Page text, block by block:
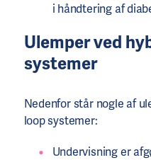
i håndtering af
Ulemper ved
systemer
Nedenfor står nogle af
loop systemer:
Undervisning er